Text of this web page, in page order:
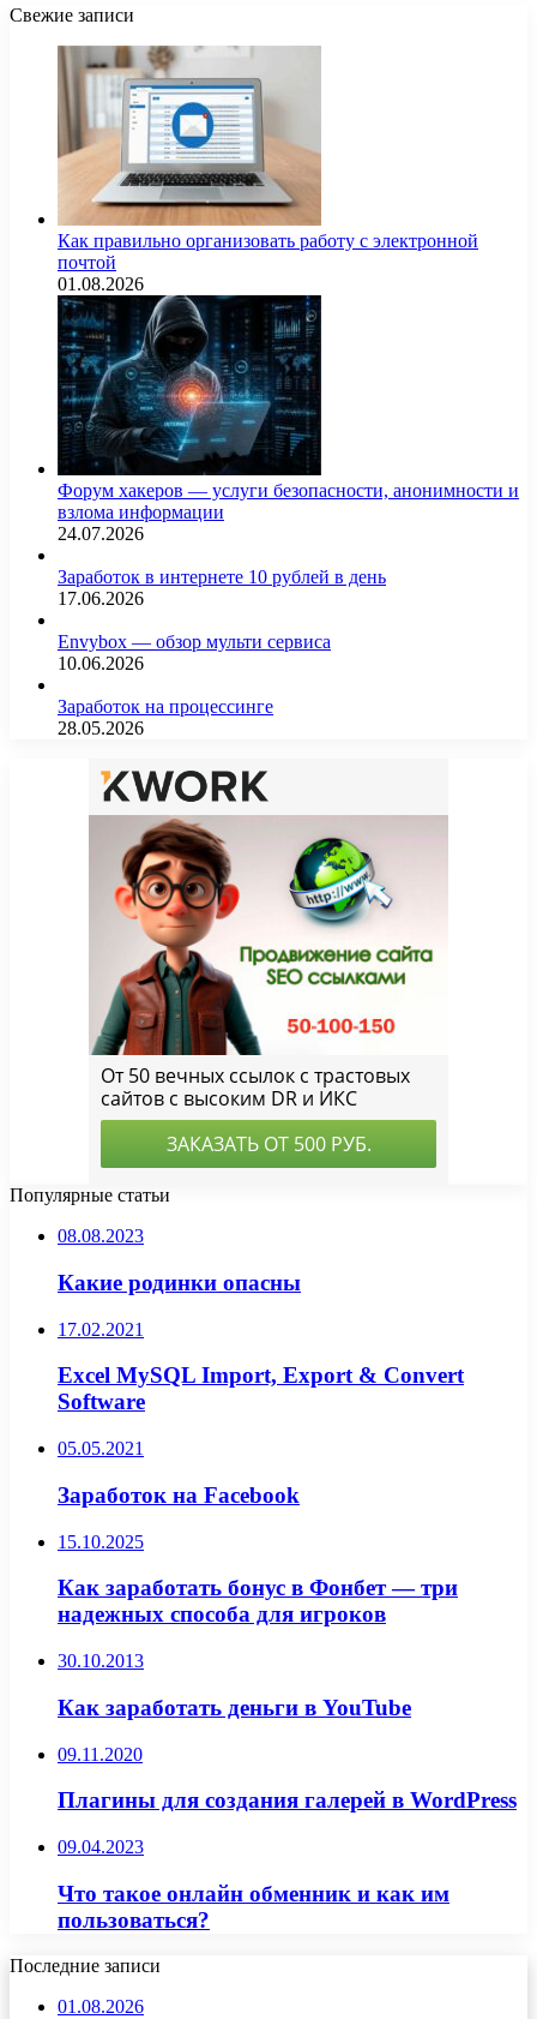
Свежие записи
Как правильно организовать работу с электронной
почтой
01.08.2026
Форум хакеров — услуги безопасности, анонимности и
взлома информации
24.07.2026
Заработок в интернете 10 рублей в день
17.06.2026
Envybox — обзор мульти сервиса
10.06.2026
Заработок на процессинге
28.05.2026
Популярные статьи
08.08.2023
Какие родинки опасны
17.02.2021
Excel MySQL Import, Export & Convert
Software
05.05.2021
Заработок на Facebook
15.10.2025
Как заработать бонус в Фонбет — три
надежных способа для игроков
30.10.2013
Как заработать деньги в YouTube
09.11.2020
Плагины для создания галерей в WordPress
09.04.2023
Что такое онлайн обменник и как им
пользоваться?
Последние записи
01.08.2026